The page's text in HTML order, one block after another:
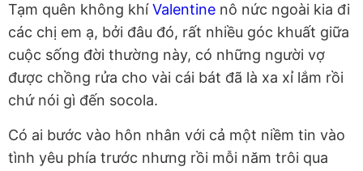
Tạm quên không khíValentine nô nức ngoài kia đi
các chị em ạ, bởi đâu đó, rất nhiều góc khuất giữa
cuộc sống đời thường này, có những người vợ
được chồng rửa cho vài cái bát đã là xa xỉ lắm rồi
chứ nói gì đến socola.
Có ai bước vào hôn nhân với cả một niềm tin vào
tình yêu phía trước nhưng rồi mỗi năm trôi qua